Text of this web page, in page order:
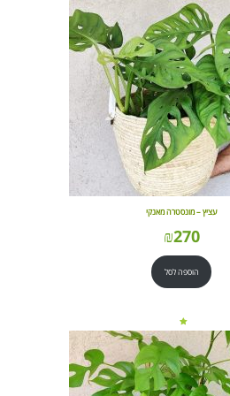
עציץ – מונסטרה מאנקי
₪270
הוספה לסל